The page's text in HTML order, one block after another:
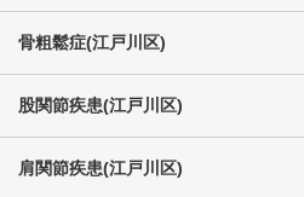
骨粗鬆症(江戸川区)
股関節疾患(江戸川区)
肩関節疾患(江戸川区)